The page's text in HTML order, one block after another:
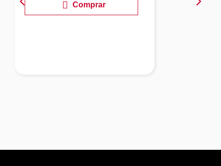
Comprar